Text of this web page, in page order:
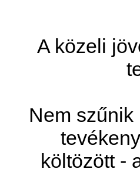
A közeli
Nem
költözött -